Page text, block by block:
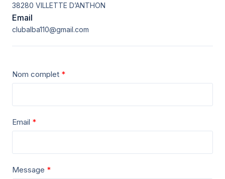
38280 VILLETTE D’ANTHON
Email
clubalba110@gmail.com
Nom complet
Email
Message